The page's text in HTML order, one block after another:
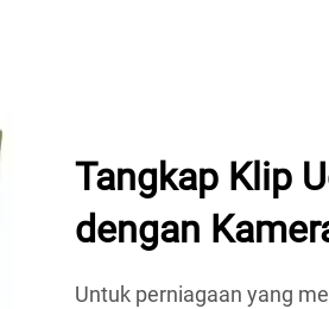
Tangkap Klip
dengan
Untuk perniagaan yang